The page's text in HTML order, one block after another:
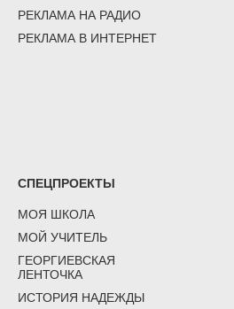
РЕКЛАМА НА РАДИО
РЕКЛАМА В ИНТЕРНЕТ
СПЕЦПРОЕКТЫ
МОЯ ШКОЛА
МОЙ УЧИТЕЛЬ
ГЕОРГИЕВСКАЯ
ЛЕНТОЧКА
ИСТОРИЯ НАДЕЖДЫ